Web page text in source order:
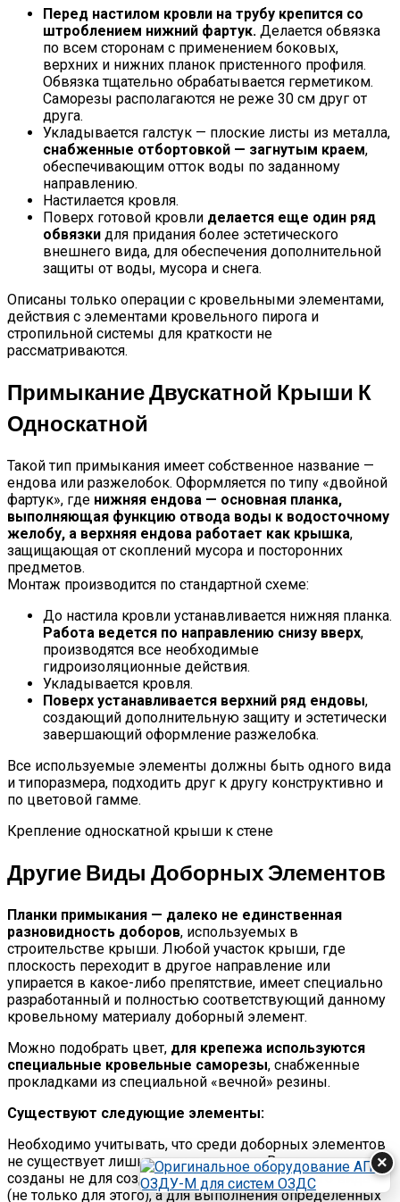
Перед настилом кровли на трубу крепится со
штроблением нижний фартук. Делается обвязка
по всем сторонам с применением боковых,
верхних и нижних планок пристенного профиля.
Обвязка тщательно обрабатывается герметиком.
Саморезы располагаются не реже 30 см друг от
друга.
Укладывается галстук — плоские листы из металла,
снабженные отбортовкой — загнутым краем,
обеспечивающим отток воды по заданному
направлению.
Настилается кровля.
Поверх готовой кровли делается еще один ряд
обвязки для придания более эстетического
внешнего вида, для обеспечения дополнительной
защиты от воды, мусора и снега.
Описаны только операции с кровельными элементами,
действия с элементами кровельного пирога и
стропильной системы для краткости не
рассматриваются.
Примыкание Двускатной Крыши К
Односкатной
Такой тип примыкания имеет собственное название —
ендова или разжелобок. Оформляется по типу «двойной
фартук», где нижняя ендова — основная планка,
выполняющая функцию отвода воды к водосточному
желобу, а верхняя ендова работает как крышка,
защищающая от скоплений мусора и посторонних
предметов.
Монтаж производится по стандартной схеме:
До настила кровли устанавливается нижняя планка.
Работа ведется по направлению снизу вверх,
производятся все необходимые
гидроизоляционные действия.
Укладывается кровля.
Поверх устанавливается верхний ряд ендовы,
создающий дополнительную защиту и эстетически
завершающий оформление разжелобка.
Все используемые элементы должны быть одного вида
и типоразмера, подходить друг к другу конструктивно и
по цветовой гамме.
Крепление односкатной крыши к стене
Другие Виды Доборных Элементов
Планки примыкания — далеко не единственная
разновидность доборов, используемых в
строительстве крыши. Любой участок крыши, где
плоскость переходит в другое направление или
упирается в какое-либо препятствие, имеет специально
разработанный и полностью соответствующий данному
кровельному материалу доборный элемент.
Можно подобрать цвет, для крепежа используются
специальные кровельные саморезы, снабженные
прокладками из специальной «вечной» резины.
Существуют следующие элементы:
Необходимо учитывать, что среди доборных элементов
не существует лишних или ненужных. Все эти детали
созданы не для создания эстетичного внешнего вида
(не только для этого), а для выполнения определенных
×